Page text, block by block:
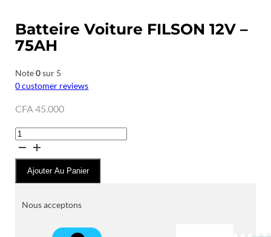
Batteire Voiture FILSON 12V –
75AH
Note0sur 5
0customer reviews
CFA 45.000
quantité
de
Batteire
Voiture
12V
Ajouter Au Panier
Nous acceptons